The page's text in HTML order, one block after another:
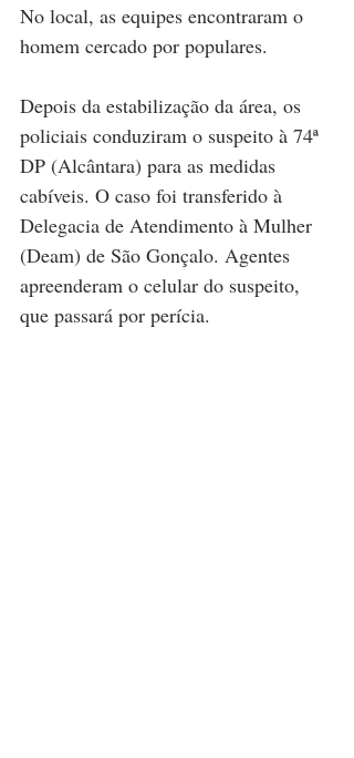
No local, as equipes encontraram o
homem cercado por populares.
Depois da estabilização da área, os
policiais conduziram o suspeito à 74ª
DP (Alcântara) para as medidas
cabíveis. O caso foi transferido à
Delegacia de Atendimento à Mulher
(Deam) de São Gonçalo. Agentes
apreenderam o celular do suspeito,
que passará por perícia.